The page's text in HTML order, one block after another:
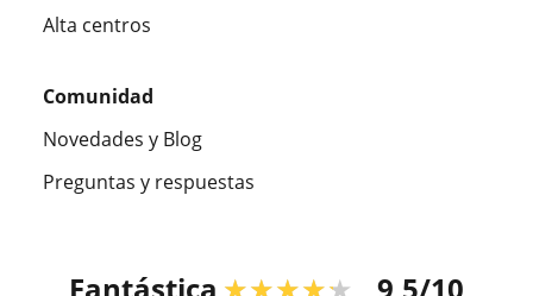
Alta centros
Comunidad
Novedades y Blog
Preguntas y respuestas
Fantástica ★★★★★ 9,5/10